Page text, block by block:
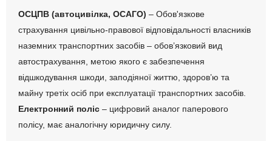
ОСЦПВ (автоцивілка, ОСАГО) – Обов'язкове
страхування цивільно-правової відповідальності власників
наземних транспортних засобів – обов’язковий вид
автострахування, метою якого є забезпечення
відшкодування шкоди, заподіяної життю, здоров’ю та
майну третіх осіб при експлуатації транспортних засобів.
Електронний поліс – цифровий аналог паперового
полісу, має аналогічну юридичну силу.